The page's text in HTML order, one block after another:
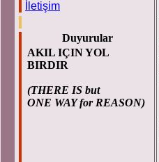
İletişim
Duyurular
AKIL IÇIN YOL
BIRDIR
(THERE IS but
ONE WAY for REASON)